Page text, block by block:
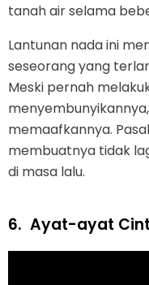
tanah air selama
Lantunan nada ini
seseorang yang
Meski pernah
memaafkannya.
membuatnya tidak
di masa lalu.
6. Ayat-ayat